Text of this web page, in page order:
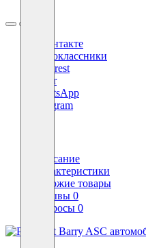
ВКонтакте
Одноклассники
Pinterest
Viber
WhatsApp
Telegram
Описание
Характеристики
Похожие товары
Отзывы 0
Вопросы 0